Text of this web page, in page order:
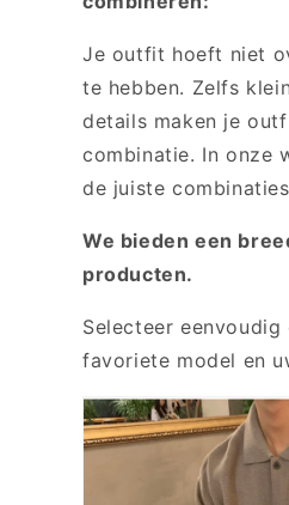
Je outfit hoeft niet
te hebben. Zelfs
details maken je
combinatie. In onze
de juiste
We bieden een
producten.
Selecteer
favoriete model en